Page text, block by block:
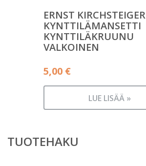
ERNST KIRCHSTEIGER
KYNTTILÄMANSETTI
KYNTTILÄKRUUNU
VALKOINEN
5,00 €
LUE LISÄÄ »
TUOTEHAKU